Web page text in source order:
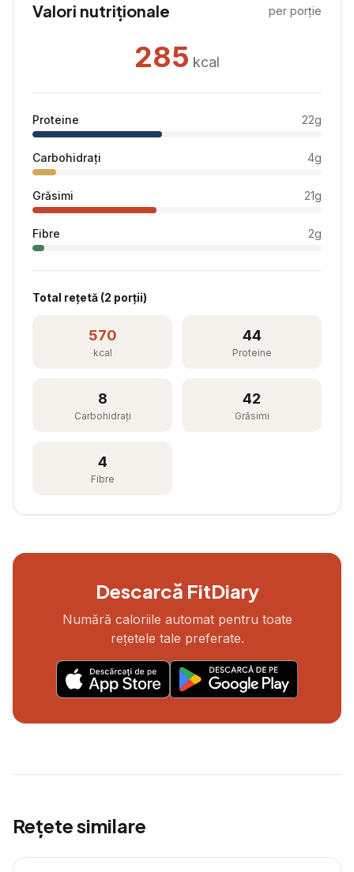
Valori nutriționale per porție
285 kcal
Proteine 22g
Carbohidrați 4g
Grăsimi 21g
Fibre 2g
Total rețetă (2 porții)
570
kcal
44
Proteine
8
Carbohidrați
42
Grăsimi
4
Fibre
Descarcă FitDiary
Numără caloriile automat pentru toate
rețetele tale preferate.
Rețete similare